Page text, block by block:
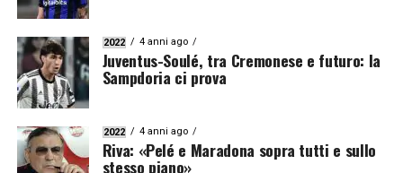
2022 4 anni ago
Juventus-Soulé, tra Cremonese e futuro: la
Sampdoria ci prova
2022 4 anni ago
Riva: «Pelé e Maradona sopra tutti e sullo
stesso piano»